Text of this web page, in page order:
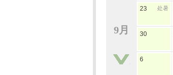
9月
23 处暑
30
6